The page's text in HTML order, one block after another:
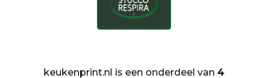
keukenprint.nl is een onderdeel van 4